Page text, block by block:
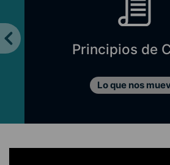
Principios de
Lo que nos